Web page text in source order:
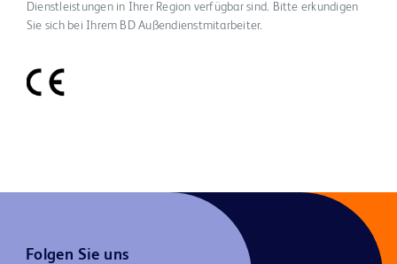
Dienstleistungen in Ihrer Region verfügbar sind. Bitte erkundigen
Sie sich bei Ihrem BD Außendienstmitarbeiter.
Folgen Sie uns